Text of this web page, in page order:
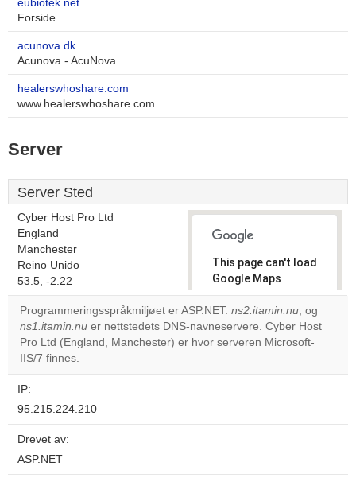
eubiotek.net
Forside
acunova.dk
Acunova - AcuNova
healerswhoshare.com
www.healerswhoshare.com
Server
Server Sted
Cyber Host Pro Ltd
England
Manchester
Reino Unido
53.5, -2.22
This page can't load
Google Maps
correctly.
Do you
own this
OK
Programmeringsspråkmiljøet er ASP.NET. ns2.itamin.nu, og
ns1.itamin.nu er nettstedets DNS-navneservere. Cyber Host
Pro Ltd (England, Manchester) er hvor serveren Microsoft-
IIS/7 finnes.
IP:
95.215.224.210
Drevet av:
ASP.NET